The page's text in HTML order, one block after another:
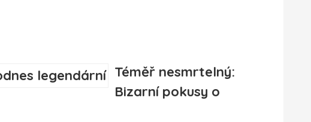
Téměř nesmrtelný:
Bizarní pokusy o